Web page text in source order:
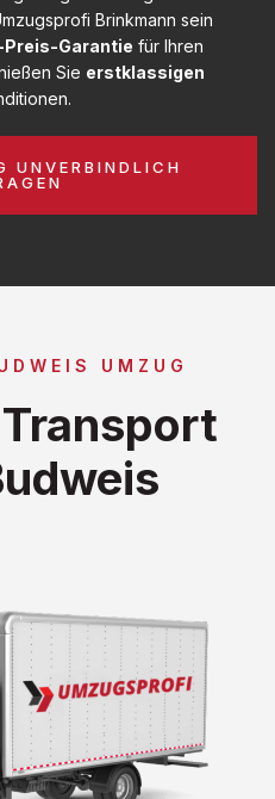
Brinkmann sein
Garantie für Ihren
Sie erstklassigen
UNVERBINDLICH
UMZUG